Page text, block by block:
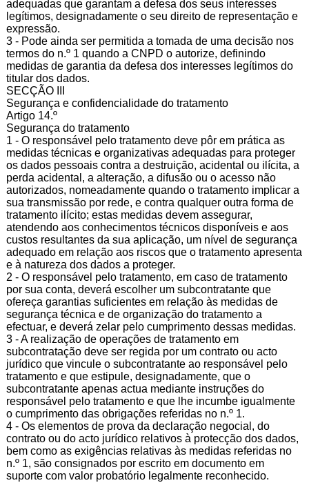
adequadas que garantam a defesa dos seus interesses
legítimos, designadamente o seu direito de representação e
expressão.
3 - Pode ainda ser permitida a tomada de uma decisão nos
termos do n.º 1 quando a CNPD o autorize, definindo
medidas de garantia da defesa dos interesses legítimos do
titular dos dados.
SECÇÃO III
Segurança e confidencialidade do tratamento
Artigo 14.º
Segurança do tratamento
1 - O responsável pelo tratamento deve pôr em prática as
medidas técnicas e organizativas adequadas para proteger
os dados pessoais contra a destruição, acidental ou ilícita, a
perda acidental, a alteração, a difusão ou o acesso não
autorizados, nomeadamente quando o tratamento implicar a
sua transmissão por rede, e contra qualquer outra forma de
tratamento ilícito; estas medidas devem assegurar,
atendendo aos conhecimentos técnicos disponíveis e aos
custos resultantes da sua aplicação, um nível de segurança
adequado em relação aos riscos que o tratamento apresenta
e à natureza dos dados a proteger.
2 - O responsável pelo tratamento, em caso de tratamento
por sua conta, deverá escolher um subcontratante que
ofereça garantias suficientes em relação às medidas de
segurança técnica e de organização do tratamento a
efectuar, e deverá zelar pelo cumprimento dessas medidas.
3 - A realização de operações de tratamento em
subcontratação deve ser regida por um contrato ou acto
jurídico que vincule o subcontratante ao responsável pelo
tratamento e que estipule, designadamente, que o
subcontratante apenas actua mediante instruções do
responsável pelo tratamento e que lhe incumbe igualmente
o cumprimento das obrigações referidas no n.º 1.
4 - Os elementos de prova da declaração negocial, do
contrato ou do acto jurídico relativos à protecção dos dados,
bem como as exigências relativas às medidas referidas no
n.º 1, são consignados por escrito em documento em
suporte com valor probatório legalmente reconhecido.